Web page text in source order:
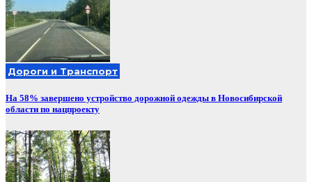
Дороги и Транспорт
На 58% завершено устройство дорожной одежды в Новосибирской
области по нацпроекту